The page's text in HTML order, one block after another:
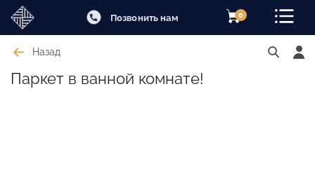
Позвонить нам 0
Назад
Паркет в ванной комнате!